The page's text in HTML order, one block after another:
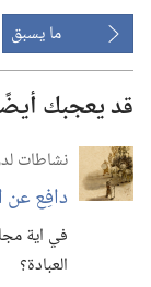
ما يسبق
قد يعجبك
نشاطات
دافِع عن
في اية
العبادة؟‏